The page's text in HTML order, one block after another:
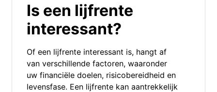
Is een lijfrente
interessant?
Of een lijfrente interessant is, hangt af
van verschillende factoren, waaronder
uw financiële doelen, risicobereidheid en
levensfase. Een lijfrente kan aantrekkelijk